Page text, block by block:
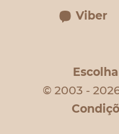
Viber
© 2003 -